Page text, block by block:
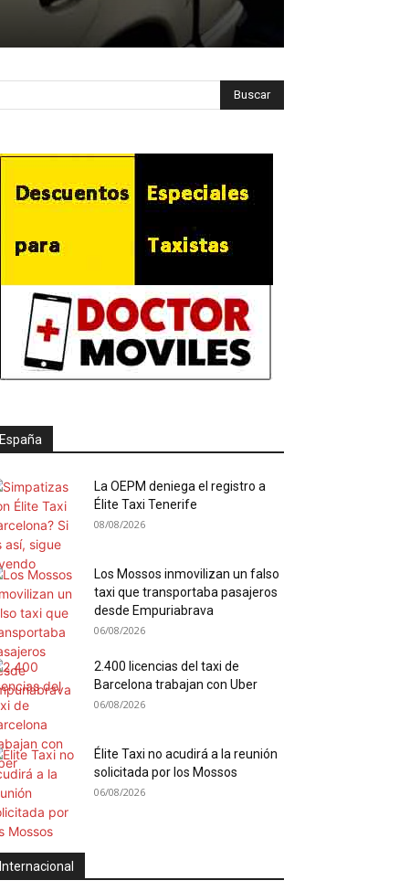
España
La OEPM deniega el registro a
Élite Taxi Tenerife
08/08/2026
Los Mossos inmovilizan un falso
taxi que transportaba pasajeros
desde Empuriabrava
06/08/2026
2.400 licencias del taxi de
Barcelona trabajan con Uber
06/08/2026
Élite Taxi no acudirá a la reunión
solicitada por los Mossos
06/08/2026
Internacional